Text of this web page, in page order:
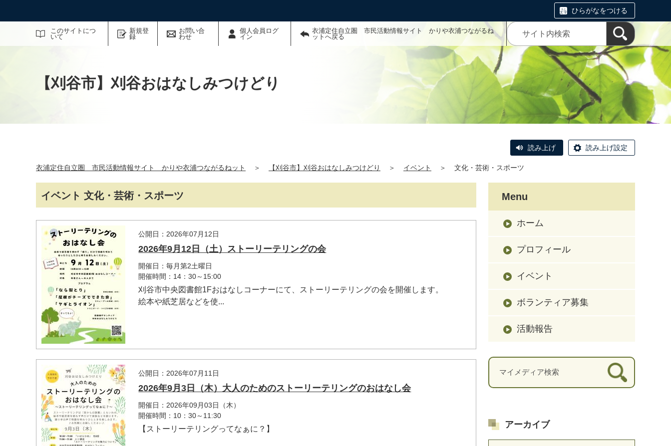
ひらがなをつける
このサイトにつ
いて
新規登
録
お問い合
わせ
個人会員ログ
イン
衣浦定住自立圏 市民活動情報サイト かりや衣浦つながるね
ットへ戻る
サイト内検索
【刈谷市】刈谷おはなしみつけどり
読み上げ 読み上げ設定
衣浦定住自立圏 市民活動情報サイト かりや衣浦つながるねット ＞ 【刈谷市】刈谷おはなしみつけどり ＞ イベント ＞ 文化・芸術・スポーツ
イベント 文化・芸術・スポーツ
公開日：2026年07月12日
2026年9月12日（土）ストーリーテリングの会
開催日：毎月第2土曜日
開催時間：14：30～15:00
刈谷市中央図書館1Fおはなしコーナーにて、ストーリーテリングの会を開催します。
絵本や紙芝居などを使...
公開日：2026年07月11日
2026年9月3日（木）大人のためのストーリーテリングのおはなし会
開催日：2026年09月03日（木）
開催時間：10：30～11:30
【ストーリーテリングってなぁに？】
Menu
ホーム
プロフィール
イベント
ボランティア募集
活動報告
アーカイブ